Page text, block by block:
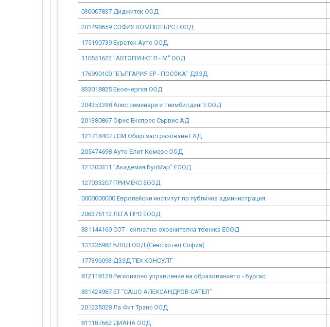
030007837 Диджитек ООД
201498659 СОФИЯ КОМПЮТЪРС ЕООД
175190739 Еуратек Ауто ООД
110551622 "АВТОПУНКТ Л - М" ООД
176990100 "БЪЛГАРИЯ ЕР - ПОСОКА" ДЗЗД
833018825 Екоенергия ООД
204353398 Апис семинари и тиймбилдинг ЕООД
201380867 Офис Експрес Сървис АД
121718407 ДЗИ Общо застраховане ЕАД
205474698 Ауто Елит Комерс ООД
121200311 "Академия БулМар" ЕООД
127033207 ПРИМЕКС ЕООД
0000000000 Европейски институт по публична администрация
206375112 ЛЕГА ПРО ЕООД
831144160 СОТ - сигнално охранителна техника ЕООД
131336982 БЛВД ООД (Сенс хотел София)
177396093 ДЗЗД ТЕХ КОНСУЛТ
812118128 Регионално управление на образованието - Бургас
831424987 ЕТ "САШО АЛЕКСАНДРОВ-САТЕЛ"
201235028 Ла Фит Транс ООД
811187662 ДИАНА ООД